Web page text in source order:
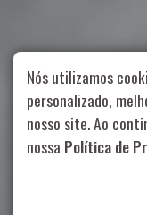
Rua Aurélia, 1714
99178-5848
Nós utilizamos
personalizado,
nosso site. Ao
nossa Política de